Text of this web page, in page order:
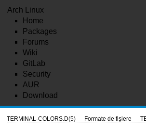
Arch Linux
Home
Packages
Forums
Wiki
GitLab
Security
AUR
Download
TERMINAL-COLORS.D(5) Formate de fișiere